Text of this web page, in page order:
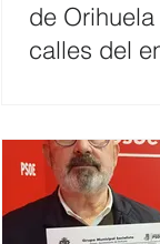
de
calles del